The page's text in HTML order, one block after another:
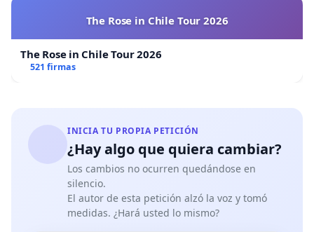
The Rose in Chile Tour 2026
The Rose in Chile Tour 2026
521 firmas
INICIA TU PROPIA PETICIÓN
¿Hay algo que quiera cambiar?
Los cambios no ocurren quedándose en
silencio.
El autor de esta petición alzó la voz y tomó
medidas. ¿Hará usted lo mismo?